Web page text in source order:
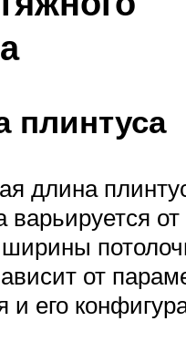
плинтуса
длина
варьируется
от
его